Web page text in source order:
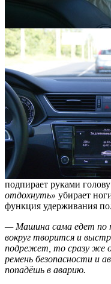
подпирает руками
отдохнуть» убирает
функция удерживания
— Машина сама едет по
вокруг творится и
подрежет, то сразу же
ремень безопасности и
попадёшь в аварию.